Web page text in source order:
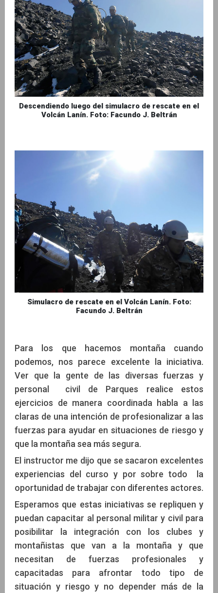
Descendiendo luego del simulacro de rescate en el
Volcán Lanín. Foto: Facundo J. Beltrán
Simulacro de rescate en el Volcán Lanín. Foto:
Facundo J. Beltrán
Para los que hacemos montaña cuando
podemos, nos parece excelente la iniciativa.
Ver que la gente de las diversas fuerzas y
personal civil de Parques realice estos
ejercicios de manera coordinada habla a las
claras de una intención de profesionalizar a las
fuerzas para ayudar en situaciones de riesgo y
que la montaña sea más segura.
El instructor me dijo que se sacaron excelentes
experiencias del curso y por sobre todo la
oportunidad de trabajar con diferentes actores.
Esperamos que estas iniciativas se repliquen y
puedan capacitar al personal militar y civil para
posibilitar la integración con los clubes y
montañistas que van a la montaña y que
necesitan de fuerzas profesionales y
capacitadas para afrontar todo tipo de
situación y riesgo y no depender más de la